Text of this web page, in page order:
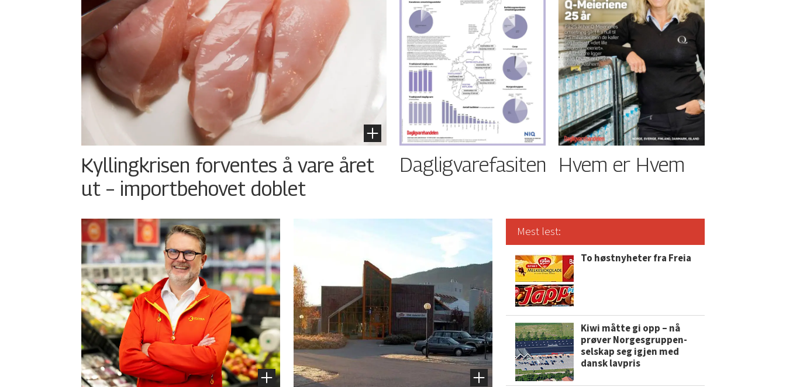
Kyllingkrisen forventes å vare året
ut – importbehovet doblet
Dagligvarefasiten Hvem er Hvem
Mest lest:
To høstnyheter fra Freia
Kiwi måtte gi opp – nå
prøver Norgesgruppen-
selskap seg igjen med
dansk lavpris